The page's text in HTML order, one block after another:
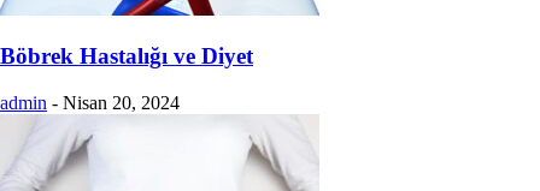
Böbrek Hastalığı ve Diyet
admin - Nisan 20, 2024